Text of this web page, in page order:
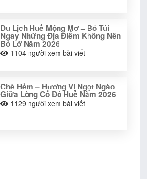
Du Lịch Huế Mộng Mơ – Bỏ Túi
Ngay Những Địa Điểm Không Nên
Bỏ Lỡ Năm 2026
1104 người xem bài viết
Chè Hẻm – Hương Vị Ngọt Ngào
Giữa Lòng Cố Đô Huế Năm 2026
1129 người xem bài viết